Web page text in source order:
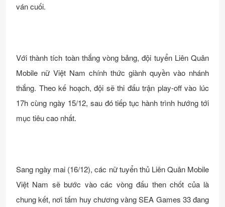
ván cuối.
Với thành tích toàn thắng vòng bảng, đội tuyển Liên Quân
Mobile nữ Việt Nam chính thức giành quyền vào nhánh
thắng. Theo kế hoạch, đội sẽ thi đấu trận play-off vào lúc
17h cùng ngày 15/12, sau đó tiếp tục hành trình hướng tới
mục tiêu cao nhất.
Sang ngày mai (16/12), các nữ tuyển thủ Liên Quân Mobile
Việt Nam sẽ bước vào các vòng đấu then chốt của là
chung kết, nơi tấm huy chương vàng SEA Games 33 đang